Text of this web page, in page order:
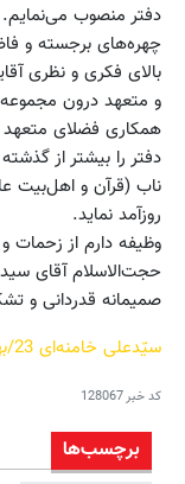
دفتر منصوب می‌نمایم.
چهره‌های برجسته و
بالای فکری و نظری
و متعهد درون
همکاری فضلای متعهد
دفتر را بیشتر از
ناب (قرآن و اهل‌بیت
روزآمد نماید.
وظیفه دارم از
حجت‌الاسلام آقای
صمیمانه قدردانی و
سیّدعلی خامنه‌ای 23/بهمن ماه/89
کد خبر128067
برچسب‌ها